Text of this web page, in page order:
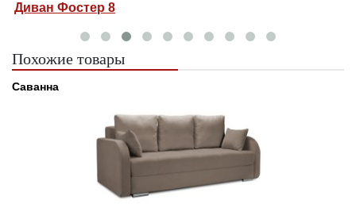
Диван Фостер 8
Похожие товары
Саванна